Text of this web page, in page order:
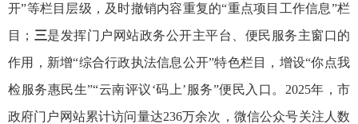
开”等栏目层级，及时撤销内容重复的“重点项目工作信息”栏
目； 三是发挥门户网站政务公开主平台、便民服务主窗口的
作用，新增“综合行政执法信息公开”特色栏目，增设“你点我
检服务惠民生”“云南评议‘码上’服务”便民入口。2025年，市
政府门户网站累计访问量达236万余次，微信公众号关注人数